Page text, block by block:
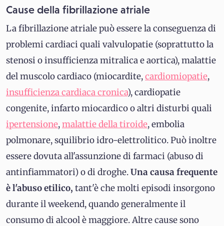
Cause della fibrillazione atriale
La fibrillazione atriale può essere la conseguenza di
problemi cardiaci quali valvulopatie (soprattutto la
stenosi o insufficienza mitralica e aortica), malattie
del muscolo cardiaco (miocardite,cardiomiopatie,
insufficienza cardiaca cronica), cardiopatie
congenite, infarto miocardico o altri disturbi quali
ipertensione,malattie della tiroide, embolia
polmonare, squilibrio idro-elettrolitico. Può inoltre
essere dovuta all'assunzione di farmaci (abuso di
antinfiammatori) o di droghe.Una causa frequente
è l'abuso etilico, tant'è che molti episodi insorgono
durante il weekend, quando generalmente il
consumo di alcool è maggiore. Altre cause sono